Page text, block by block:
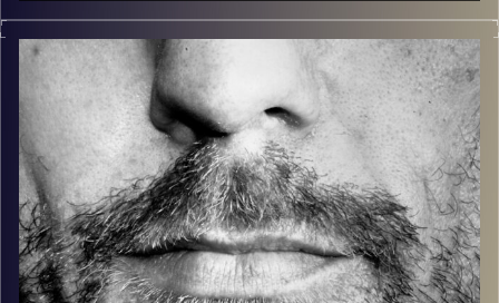
זיפים, מוזיקה מחוספסת של הופעות חיות. הרבה ג'אם, רוק,
בלוז, bluegrass, ג'אז, Fאנק, פרוגרסיב ואפילו אלקטרוניקה.
כל מה שחי, אמיתי ונושם.
עם שמוליק רגב.
קרדיט תמונות: David Goehring